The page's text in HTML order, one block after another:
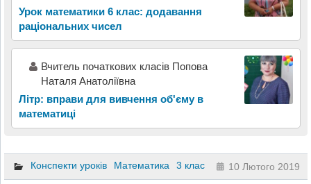
Урок математики 6 клас: додавання
раціональних чисел
Вчитель початкових класів Попова
Наталя Анатоліївна
Літр: вправи для вивчення об'єму в
математиці
Конспекти уроків Математика 3 клас 10 Лютого 2019